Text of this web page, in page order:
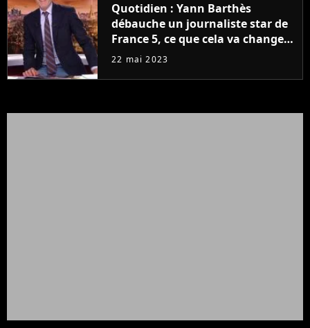
Quotidien : Yann Barthès
débauche un journaliste star de
France 5, ce que cela va changer
à la rentrée
22 mai 2023